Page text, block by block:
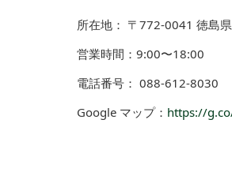
所在地： 〒772-0041 徳島
営業時間：9:00〜18:00
電話番号： 088-612-8030
Google マップ： https://